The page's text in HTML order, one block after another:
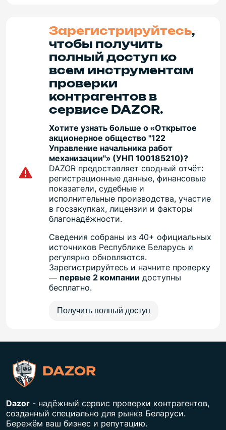
Зарегистрируйтесь,
чтобы получить
полный доступ ко
всем инструментам
проверки
контрагентов в
сервисе DAZOR.
Хотите узнать больше о «Открытое
акционерное общество "122
Управление начальника работ
механизации"» (УНП 100185210)?
DAZOR предоставляет сводный отчёт:
регистрационные данные, финансовые
показатели, судебные и
исполнительные производства, участие
в госзакупках, лицензии и факторы
благонадёжности.
Сведения собраны из 40+ официальных
источников Республике Беларусь и
регулярно обновляются.
Зарегистрируйтесь и начните проверку
— первые 2 компании доступны
бесплатно.
Получить полный доступ
DAZOR
Dazor - надёжный сервис проверки контрагентов,
созданный специально для рынка Беларуси.
Бережём ваш бизнес и репутацию.